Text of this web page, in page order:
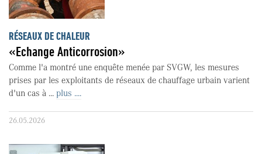
RÉSEAUX DE CHALEUR
«Echange Anticorrosion»
Comme l'a montré une enquête menée par SVGW, les mesures
prises par les exploitants de réseaux de chauffage urbain varient
d'un cas à ... plus ....
26.05.2026